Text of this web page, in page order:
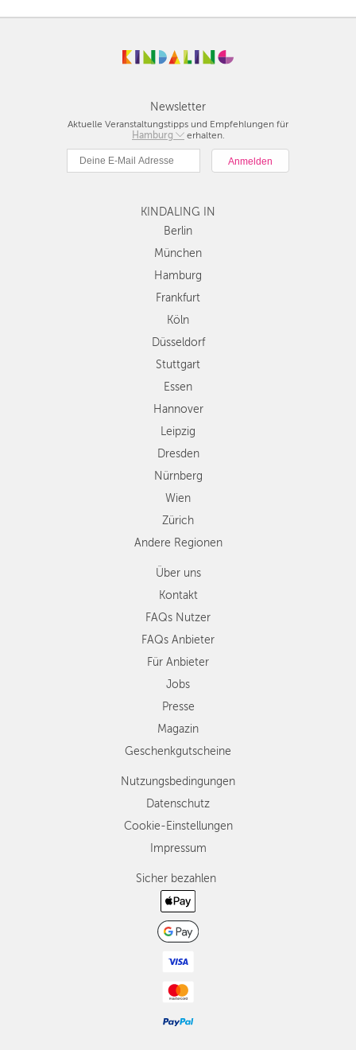
Newsletter
Aktuelle Veranstaltungstipps und Empfehlungen für
Hamburg
Berlin
München
Hamburg
Köln
Düsseldorf
Stuttgart
Nürnberg
Andere
Regionen
erhalten.
KINDALING IN
Berlin
München
Hamburg
Frankfurt
Köln
Düsseldorf
Stuttgart
Essen
Hannover
Leipzig
Dresden
Nürnberg
Wien
Zürich
Andere Regionen
Über uns
Kontakt
FAQs Nutzer
FAQs Anbieter
Für Anbieter
Jobs
Presse
Magazin
Geschenkgutscheine
Nutzungsbedingungen
Datenschutz
Cookie-Einstellungen
Impressum
Sicher bezahlen